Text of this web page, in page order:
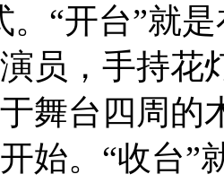
。“开台”就
员，手持花
舞台四周的
始。“收台”